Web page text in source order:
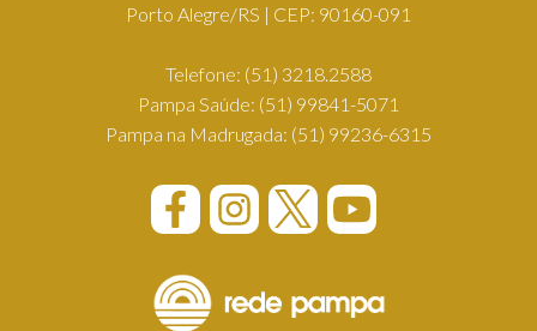
Porto Alegre/RS | CEP: 90160-091
Telefone: (51) 3218.2588
Pampa Saúde: (51) 99841-5071
Pampa na Madrugada: (51) 99236-6315